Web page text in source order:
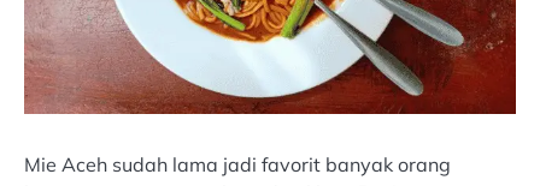
Mie Aceh sudah lama jadi favorit banyak orang